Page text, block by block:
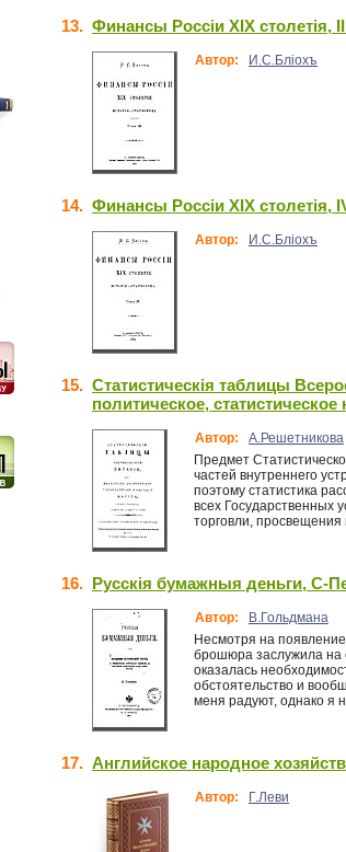
13. Финансы Россiи XIX столетiя,
Автор: И.С.Блiохъ
14. Финансы Россiи XIX столетiя,
Автор: И.С.Блiохъ
15. Статистическiя таблицы
политическое,
Автор: А.Решетникова
Предмет
частей внутреннего
поэтому статистика
всех Государственных
торговли, просвещения
16. Русскiя бумажныя деньги, С-
Автор: В.Гольдмана
Несмотря на
брошюра заслужила на
оказалась
обстоятельство и
меня радуют, однако я
17. Английское народное
Автор: Г.Леви